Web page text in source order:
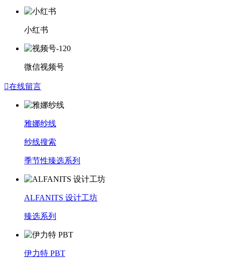
小红书
微信视频号
在线留言
雅娜纱线
纱线搜索
季节性臻选系列
ALFANITS 设计工坊
臻选系列
伊力特 PBT